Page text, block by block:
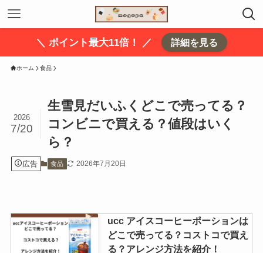
＼ ポイント最大11倍！ ／ 詳細を見る
ホーム 食品
生雪見だいふくどこで売ってる？
コンビニで買える？値段はいく
ら？
2026
7/20
広告 食品 2026年7月20日
ucc アイスコーヒーポーションは
どこで売ってる？コストコで買え
る？アレンジ方法を紹介！